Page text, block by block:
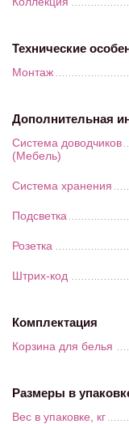
Технические
Монтаж
Дополнительная
Система доводчиков
(Мебель)
Система хранения
Подсветка
Розетка
Штрих-код
Комплектация
Корзина для белья
Размеры в
Вес в упаковке, кг